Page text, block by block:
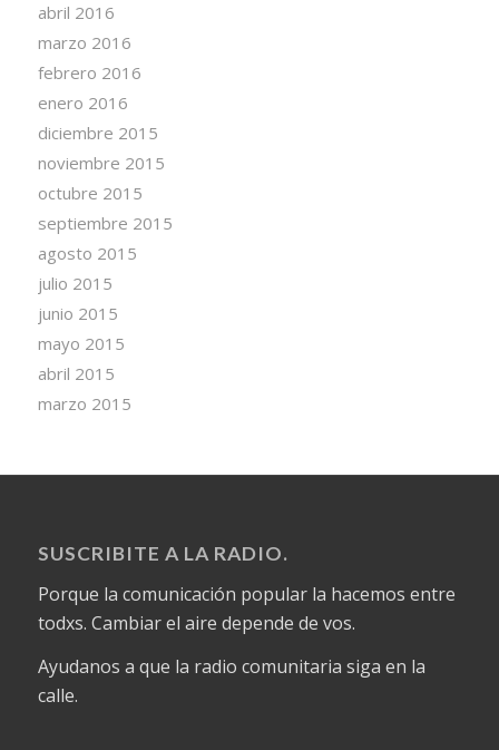
abril 2016
marzo 2016
febrero 2016
enero 2016
diciembre 2015
noviembre 2015
octubre 2015
septiembre 2015
agosto 2015
julio 2015
junio 2015
mayo 2015
abril 2015
marzo 2015
SUSCRIBITE A LA RADIO.
Porque la comunicación popular la hacemos entre
todxs. Cambiar el aire depende de vos.
Ayudanos a que la radio comunitaria siga en la
calle.